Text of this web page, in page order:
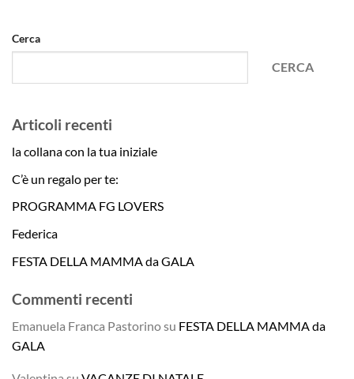
Cerca
CERCA
Articoli recenti
la collana con la tua iniziale
C’è un regalo per te:
PROGRAMMA FG LOVERS
Federica
FESTA DELLA MAMMA da GALA
Commenti recenti
Emanuela Franca Pastorinosu FESTA DELLA MAMMA da
GALA